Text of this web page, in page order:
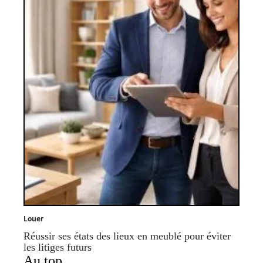
Louer
Réussir ses états des lieux en meublé pour éviter
les litiges futurs